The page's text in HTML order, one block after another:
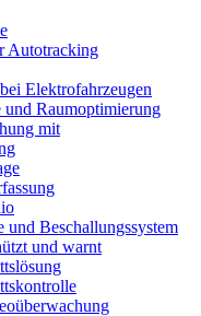
Autotracking​
Elektrofahrzeugen
und Raumoptimierung
mit
und Beschallungssystem
und warnt